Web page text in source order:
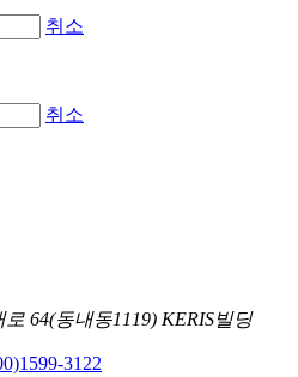
취소
취소
64(동내동1119) KERIS빌딩
1599-3122